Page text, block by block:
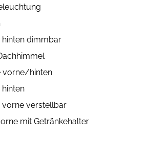
dimmbar
vorne/hinten
vorne verstellbar
mit Getränkehalter